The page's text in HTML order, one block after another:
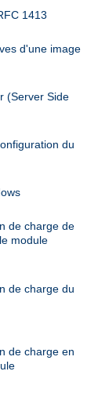
1413
d'une image
(Server Side
du
de charge de
module
de charge du
de charge en